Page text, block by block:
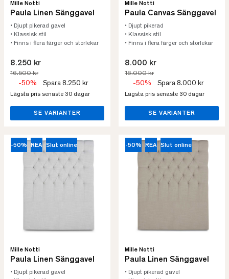
Mille Notti
Paula Linen Sänggavel
• Djupt pikerad gavel
• Klassisk stil
• Finns i flera färger och storlekar
8.250 kr
16.500 kr
-50% Spara 8.250 kr
Lägsta pris senaste 30 dagar
SE VARIANTER
Mille Notti
Paula Canvas Sänggavel
• Djupt pikerad
• Klassisk stil
• Finns i flera färger och storlekar
8.000 kr
16.000 kr
-50% Spara 8.000 kr
Lägsta pris senaste 30 dagar
SE VARIANTER
-50% REA Slut online
Mille Notti
Paula Linen Sänggavel
• Djupt pikerad gavel
-50% REA Slut online
Mille Notti
Paula Linen Sänggavel
• Djupt pikerad gavel